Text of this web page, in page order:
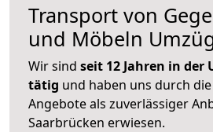
Transport von
und Möbeln
Wir sind seit 12 Jahren in der
tätig und haben uns durch
Angebote als zuverlässiger
Saarbrücken erwiesen.